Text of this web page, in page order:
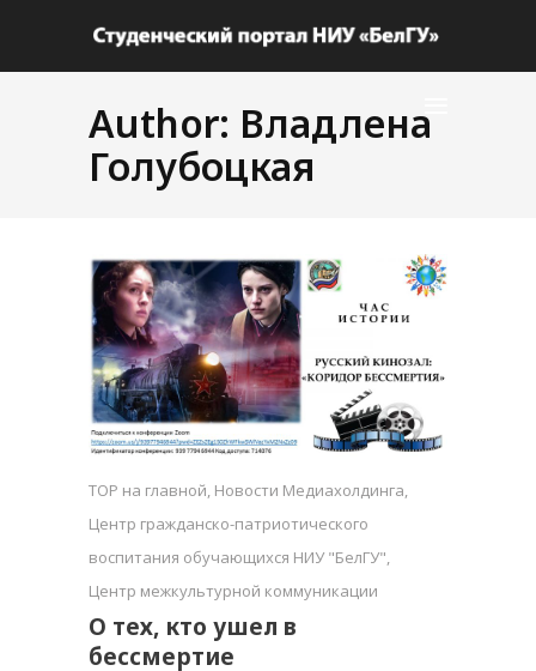
Author: Владлена
Голубоцкая
TOP на главной, Новости Медиахолдинга,
Центр гражданско-патриотического
воспитания обучающихся НИУ "БелГУ",
Центр межкультурной коммуникации
О тех, кто ушел в
бессмертие